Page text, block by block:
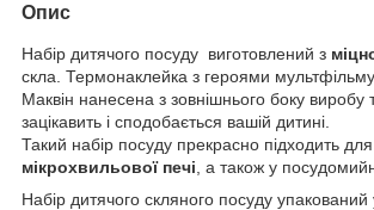
Опис
Набір дитячого посуду виготовлений з
скла. Термонаклейка з героями
Маквін нанесена з зовнішнього боку виробу
зацікавить і сподобається вашій дитині.
Такий набір посуду прекрасно підходить для
мікрохвильової печі , а також у
Набір дитячого скляного посуду упакований